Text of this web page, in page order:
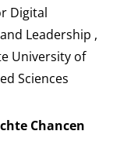
Digital
Leadership ,
University of
Sciences
Chancen